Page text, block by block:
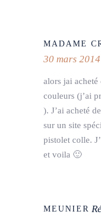
MADAME
30 mars 2014
alors jai acheté
couleurs (j’ai
). J’ai acheté
sur un site
pistolet colle.
et voila 🙂
MEUNIER